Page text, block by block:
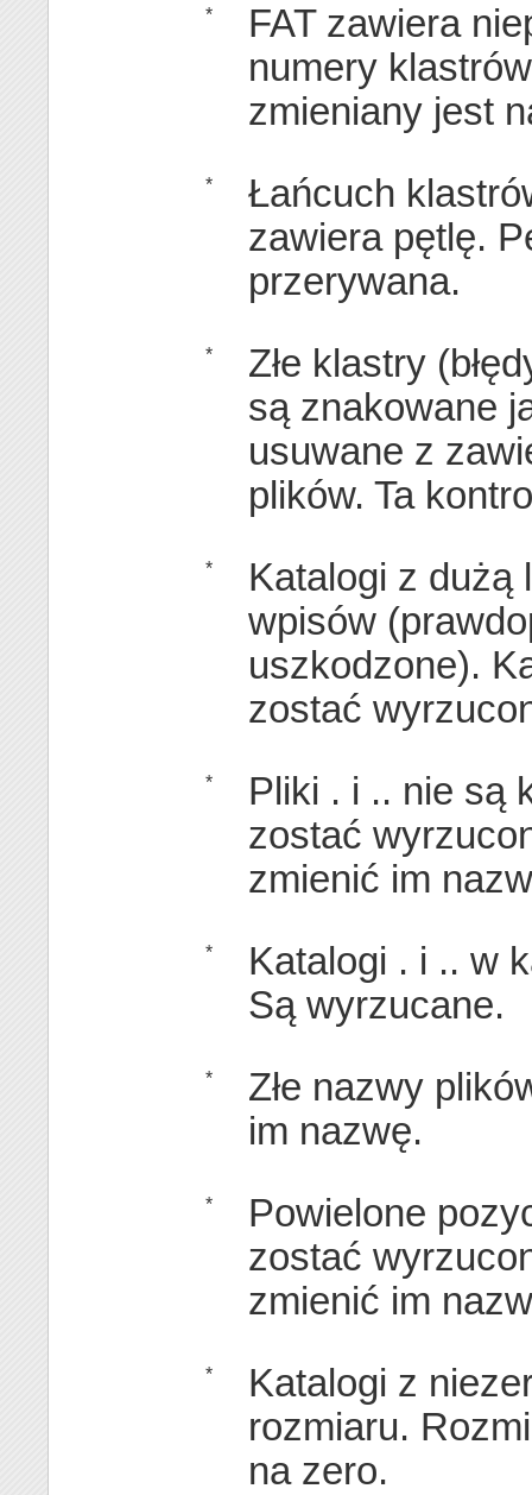
*
FAT zawiera
numery
zmieniany jest
*
Łańcuch
zawiera pętlę.
przerywana.
*
Złe klastry
są znakowane
usuwane z
plików. Ta
*
Katalogi z dużą
wpisów
uszkodzone).
zostać
*
Pliki . i .. nie są
zostać
zmienić im
*
Katalogi . i .. w
Są wyrzucane.
*
Złe nazwy
im nazwę.
*
Powielone
zostać
zmienić im
*
Katalogi z
rozmiaru.
na zero.